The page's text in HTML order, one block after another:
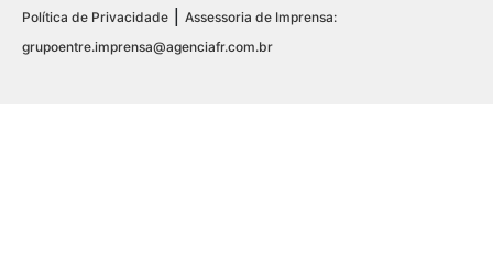
Política de Privacidade | Assessoria de Imprensa:
grupoentre.imprensa@agenciafr.com.br